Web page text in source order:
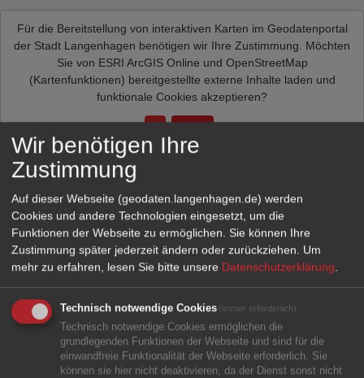
Für die Bereitstellung von interaktiven Karten im Geodatenportal
der Stadt Langenhagen benötigen wir Ihre Zustimmung. Möchten
Sie von ESRI ArcGIS Online und OpenStreetMap
(Kartenfunktionen) bereitgestellte externe Inhalte laden und
funktionale Cookies akzeptieren?
Ja Immer
Wir benötigen Ihre
Zustimmung
Auf dieser Webseite (geodaten.langenhagen.de) werden
Cookies und andere Technologien eingesetzt, um die
Funktionen der Webseite zu ermöglichen. Sie können Ihre
Zustimmung später jederzeit ändern oder zurückziehen. Um
mehr zu erfahren, lesen Sie bitte unsere Datenschutzerklärung
Technisch notwendige Cookies (immer erforderlich)
Technisch notwendige Cookies ermöglichen die
grundlegenden Funktionen der Webseite und sind für die
einwandfreie Funktionalität der Webseite erforderlich. Sie
können sie hier nicht deaktivieren, da der Dienst sonst nicht